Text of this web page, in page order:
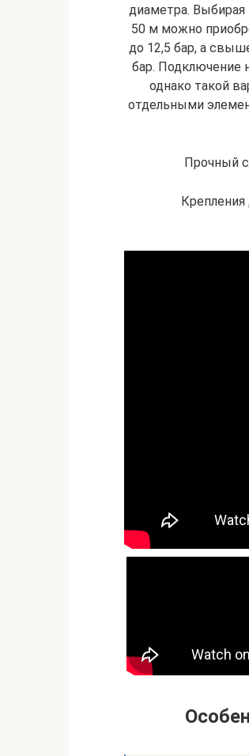
диаметра. Выбирая
50 м можно
до 12,5 бар, а
бар. Подключение
однако такой
отдельными
Прочный